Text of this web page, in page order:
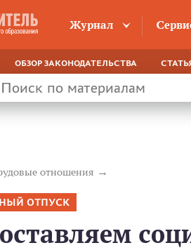
Журнал
ОБЗОР ЗАКОНОДАТЕЛЬСТВА
отношения
ОТПУСК